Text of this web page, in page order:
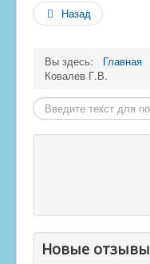
Назад
Вы здесь: Главная
Ковалев Г.В.
Найти
Новые отзывы